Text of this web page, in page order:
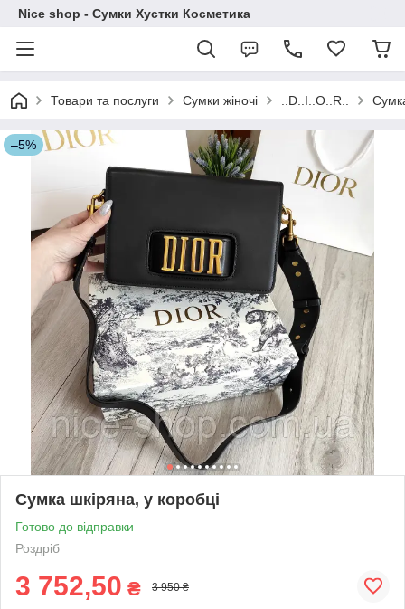
Nice shop - Сумки Хустки Косметика
Товари та послуги Сумки жіночі ..D..I..O..R..
–5%
Сумка шкіряна, у коробці
Готово до відправки
Роздріб
3 752,50 ₴ 3 950 ₴